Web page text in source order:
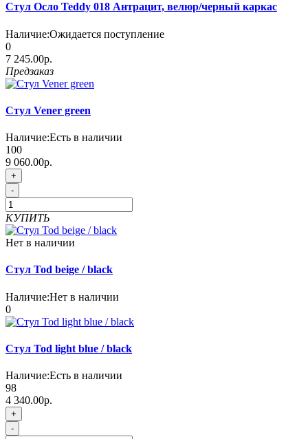
Стул Осло Teddy 018 Антрацит, велюр/черный каркас
Наличие:Ожидается поступление
0
7 245.00р.
Предзаказ
Стул Vener green
Наличие:Есть в наличии
100
9 060.00р.
+
-
КУПИТЬ
Нет в наличии
Стул Tod beige / black
Наличие:Нет в наличии
0
Стул Tod light blue / black
Наличие:Есть в наличии
98
4 340.00р.
+
-